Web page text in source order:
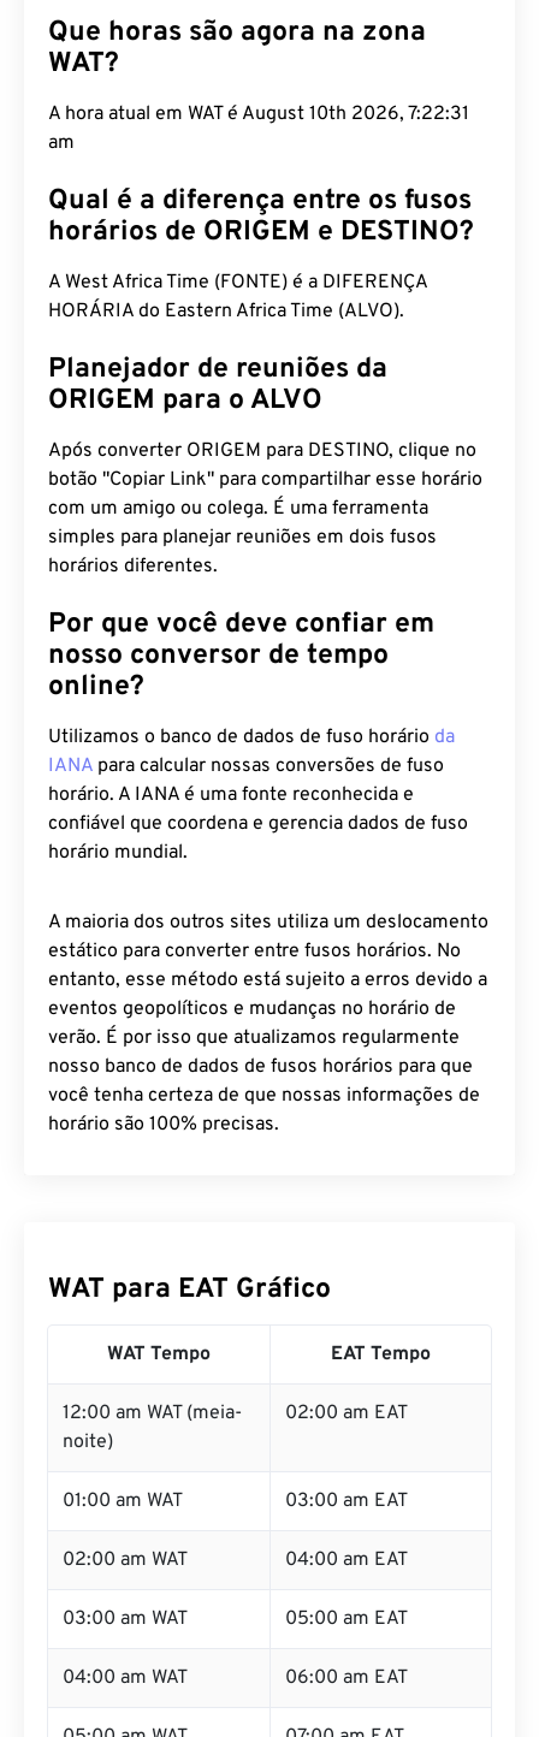
Que horas são agora na zona
WAT?
A hora atual em WAT é August 10th 2026, 7:22:32
am
Qual é a diferença entre os fusos
horários de ORIGEM e DESTINO?
A West Africa Time (FONTE) é a DIFERENÇA
HORÁRIA do Eastern Africa Time (ALVO).
Planejador de reuniões da
ORIGEM para o ALVO
Após converter ORIGEM para DESTINO, clique no
botão "Copiar Link" para compartilhar esse horário
com um amigo ou colega. É uma ferramenta
simples para planejar reuniões em dois fusos
horários diferentes.
Por que você deve confiar em
nosso conversor de tempo
online?
Utilizamos o banco de dados de fuso horário da
IANA para calcular nossas conversões de fuso
horário. A IANA é uma fonte reconhecida e
confiável que coordena e gerencia dados de fuso
horário mundial.
A maioria dos outros sites utiliza um deslocamento
estático para converter entre fusos horários. No
entanto, esse método está sujeito a erros devido a
eventos geopolíticos e mudanças no horário de
verão. É por isso que atualizamos regularmente
nosso banco de dados de fusos horários para que
você tenha certeza de que nossas informações de
horário são 100% precisas.
WAT para EAT Gráfico
WAT Tempo EAT Tempo
12:00 am WAT (meia-
noite)
02:00 am EAT
01:00 am WAT 03:00 am EAT
02:00 am WAT 04:00 am EAT
03:00 am WAT 05:00 am EAT
04:00 am WAT 06:00 am EAT